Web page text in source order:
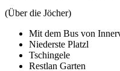
(Über die Jöcher)
Mit dem Bus von
Niederste Platzl
Tschingele
Restlan Garten